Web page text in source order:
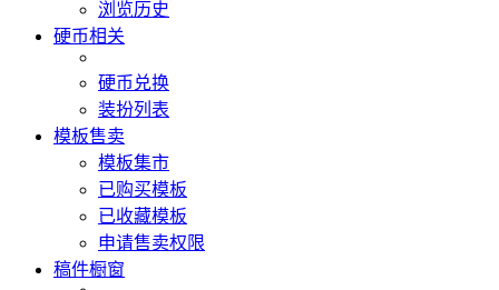
浏览历史
硬币相关
硬币兑换
装扮列表
模板售卖
模板集市
已购买模板
已收藏模板
申请售卖权限
稿件橱窗